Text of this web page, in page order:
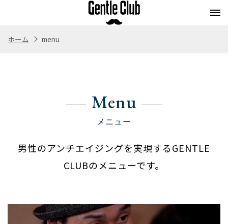
Eyebrow Staff
Store
Webストア
Recruit
求人情報
ホーム menu
Menu
メニュー
男性のアンチエイジングを実現するGENTLE
CLUBのメニューです。